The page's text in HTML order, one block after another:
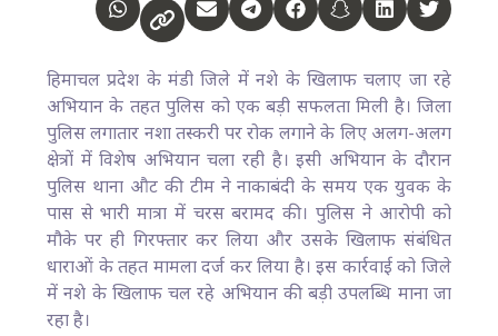
हिमाचल प्रदेश के मंडी जिले में नशे के खिलाफ चलाए जा रहे
अभियान के तहत पुलिस को एक बड़ी सफलता मिली है। जिला
पुलिस लगातार नशा तस्करी पर रोक लगाने के लिए अलग-अलग
क्षेत्रों में विशेष अभियान चला रही है। इसी अभियान के दौरान
पुलिस थाना औट की टीम ने नाकाबंदी के समय एक युवक के
पास से भारी मात्रा में चरस बरामद की। पुलिस ने आरोपी को
मौके पर ही गिरफ्तार कर लिया और उसके खिलाफ संबंधित
धाराओं के तहत मामला दर्ज कर लिया है। इस कार्रवाई को जिले
में नशे के खिलाफ चल रहे अभियान की बड़ी उपलब्धि माना जा
रहा है।